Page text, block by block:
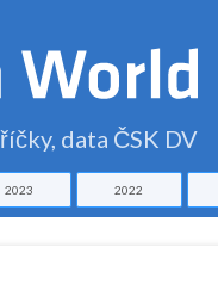
data ČSK DV
2023 2022